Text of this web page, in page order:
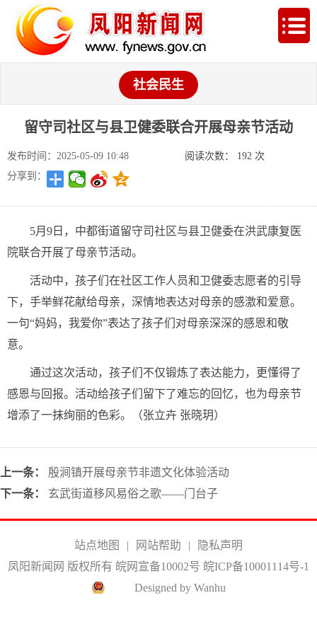
社会民生
留守司社区与县卫健委联合开展母亲节活动
发布时间：2025-05-09 10:48 阅读次数： 192 次
分享到：
5月9日，中都街道留守司社区与县卫健委在洪武康复医
院联合开展了母亲节活动。
活动中，孩子们在社区工作人员和卫健委志愿者的引导
下，手举鲜花献给母亲，深情地表达对母亲的感激和爱意。
一句“妈妈，我爱你”表达了孩子们对母亲深深的感恩和敬
意。
通过这次活动，孩子们不仅锻炼了表达能力，更懂得了
感恩与回报。活动给孩子们留下了难忘的回忆，也为母亲节
增添了一抹绚丽的色彩。（张立卉 张晓玥）
上一条：
殷涧镇开展母亲节非遗文化体验活动
下一条：
玄武街道移风易俗之歌——门台子
站点地图 | 网站帮助 |
隐私声明
凤阳新闻网 版权所有 皖网宣备10002号 皖ICP备10001114号-1
Designed by Wanhu